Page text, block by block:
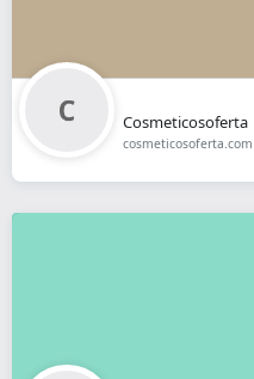
Cosmeticosoferta
cosmeticosoferta.com